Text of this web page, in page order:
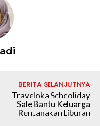
BERITA SELANJUTNYA
Traveloka Schooliday
Sale Bantu Keluarga
Rencanakan Liburan